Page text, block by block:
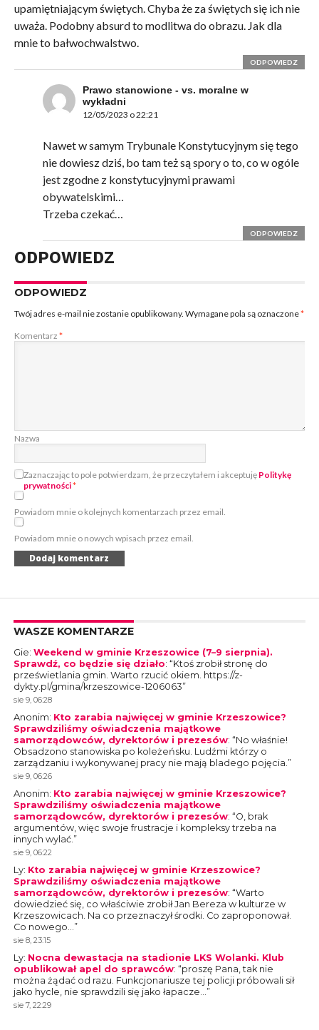
upamiętniającym świętych. Chyba że za świętych się ich nie
uważa. Podobny absurd to modlitwa do obrazu. Jak dla
mnie to bałwochwalstwo.
ODPOWIEDZ
Prawo stanowione - vs. moralne w
wykładni
12/05/2023 o 22:21
Nawet w samym Trybunale Konstytucyjnym się tego
nie dowiesz dziś, bo tam też są spory o to, co w ogóle
jest zgodne z konstytucyjnymi prawami
obywatelskimi…
Trzeba czekać…
ODPOWIEDZ
ODPOWIEDZ
ODPOWIEDZ
Twój adres e-mail nie zostanie opublikowany. Wymagane pola są oznaczone*
Komentarz *
Nazwa
Zaznaczając to pole potwierdzam, że przeczytałem i akceptuję Politykę
prywatności*
Powiadom mnie o kolejnych komentarzach przez email.
Powiadom mnie o nowych wpisach przez email.
WASZE KOMENTARZE
Gie: Weekend w gminie Krzeszowice (7–9 sierpnia).
Sprawdź, co będzie się działo: “Ktoś zrobił stronę do
prześwietlania gmin. Warto rzucić okiem. https://z-
dykty.pl/gmina/krzeszowice-1206063”
sie 9, 06:28
Anonim: Kto zarabia najwięcej w gminie Krzeszowice?
Sprawdziliśmy oświadczenia majątkowe
samorządowców, dyrektorów i prezesów: “No właśnie!
Obsadzono stanowiska po koleżeńsku. Ludźmi którzy o
zarządzaniu i wykonywanej pracy nie mają bladego pojęcia. ”
sie 9, 06:26
Anonim: Kto zarabia najwięcej w gminie Krzeszowice?
Sprawdziliśmy oświadczenia majątkowe
samorządowców, dyrektorów i prezesów: “O, brak
argumentów, więc swoje frustracje i kompleksy trzeba na
innych wylać. ”
sie 9, 06:22
Ly: Kto zarabia najwięcej w gminie Krzeszowice?
Sprawdziliśmy oświadczenia majątkowe
samorządowców, dyrektorów i prezesów: “Warto
dowiedzieć się, co właściwie zrobił Jan Bereza w kulturze w
Krzeszowicach. Na co przeznaczył środki. Co zaproponował.
Co nowego… ”
sie 8, 23:15
Ly: Nocna dewastacja na stadionie LKS Wolanki. Klub
opublikował apel do sprawców: “proszę Pana, tak nie
można żądać od razu. Funkcjonariusze tej policji próbowali sił
jako hycle, nie sprawdzili się jako łapacze… ”
sie 7, 22:29